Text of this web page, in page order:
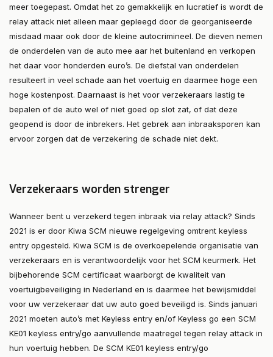
meer toegepast. Omdat het zo gemakkelijk en lucratief is wordt de
relay attack niet alleen maar gepleegd door de georganiseerde
misdaad maar ook door de kleine autocrimineel. De dieven nemen
de onderdelen van de auto mee aar het buitenland en verkopen
het daar voor honderden euro’s. De diefstal van onderdelen
resulteert in veel schade aan het voertuig en daarmee hoge een
hoge kostenpost. Daarnaast is het voor verzekeraars lastig te
bepalen of de auto wel of niet goed op slot zat, of dat deze
geopend is door de inbrekers. Het gebrek aan inbraaksporen kan
ervoor zorgen dat de verzekering de schade niet dekt.
Verzekeraars worden strenger
Wanneer bent u verzekerd tegen inbraak via relay attack? Sinds
2021 is er door Kiwa SCM nieuwe regelgeving omtrent keyless
entry opgesteld. Kiwa SCM is de overkoepelende organisatie van
verzekeraars en is verantwoordelijk voor het SCM keurmerk. Het
bijbehorende SCM certificaat waarborgt de kwaliteit van
voertuigbeveiliging in Nederland en is daarmee het bewijsmiddel
voor uw verzekeraar dat uw auto goed beveiligd is. Sinds januari
2021 moeten auto’s met Keyless entry en/of Keyless go een SCM
KE01 keyless entry/go aanvullende maatregel tegen relay attack in
hun voertuig hebben. De SCM KE01 keyless entry/go